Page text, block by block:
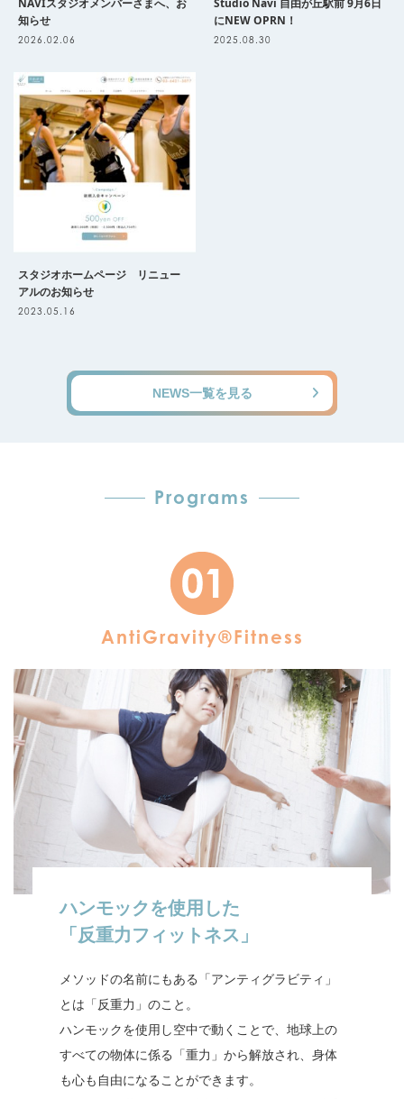
知らせ
2026.02.06
にNEW OPRN！
2025.08.30
スタジオホームページ リニュー
アルのお知らせ
2023.05.16
NEWS一覧を見る
Programs
AntiGravity®Fitness
ハンモックを使用した
「反重力フィットネス」
メソッドの名前にもある「アンティグラビティ」
とは「反重力」のこと。
ハンモックを使用し空中で動くことで、地球上の
すべての物体に係る「重力」から解放され、身体
も心も自由になることができます。